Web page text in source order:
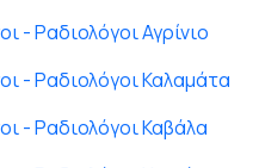
- Ραδιολόγοι Αγρίνιο
- Ραδιολόγοι Καλαμάτα
- Ραδιολόγοι Καβάλα